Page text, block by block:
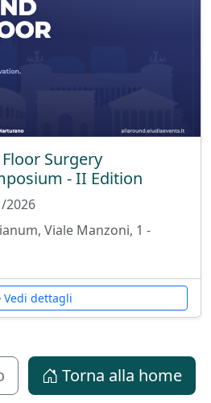
Surgery
- II Edition
2026
Viale Manzoni, 1 -
Vedi dettagli
Torna alla home